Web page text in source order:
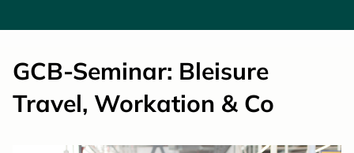
GCB-Seminar: Bleisure
Travel, Workation & Co